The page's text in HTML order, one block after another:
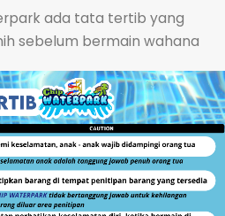
ada tata tertib yang
sebelum bermain wahana